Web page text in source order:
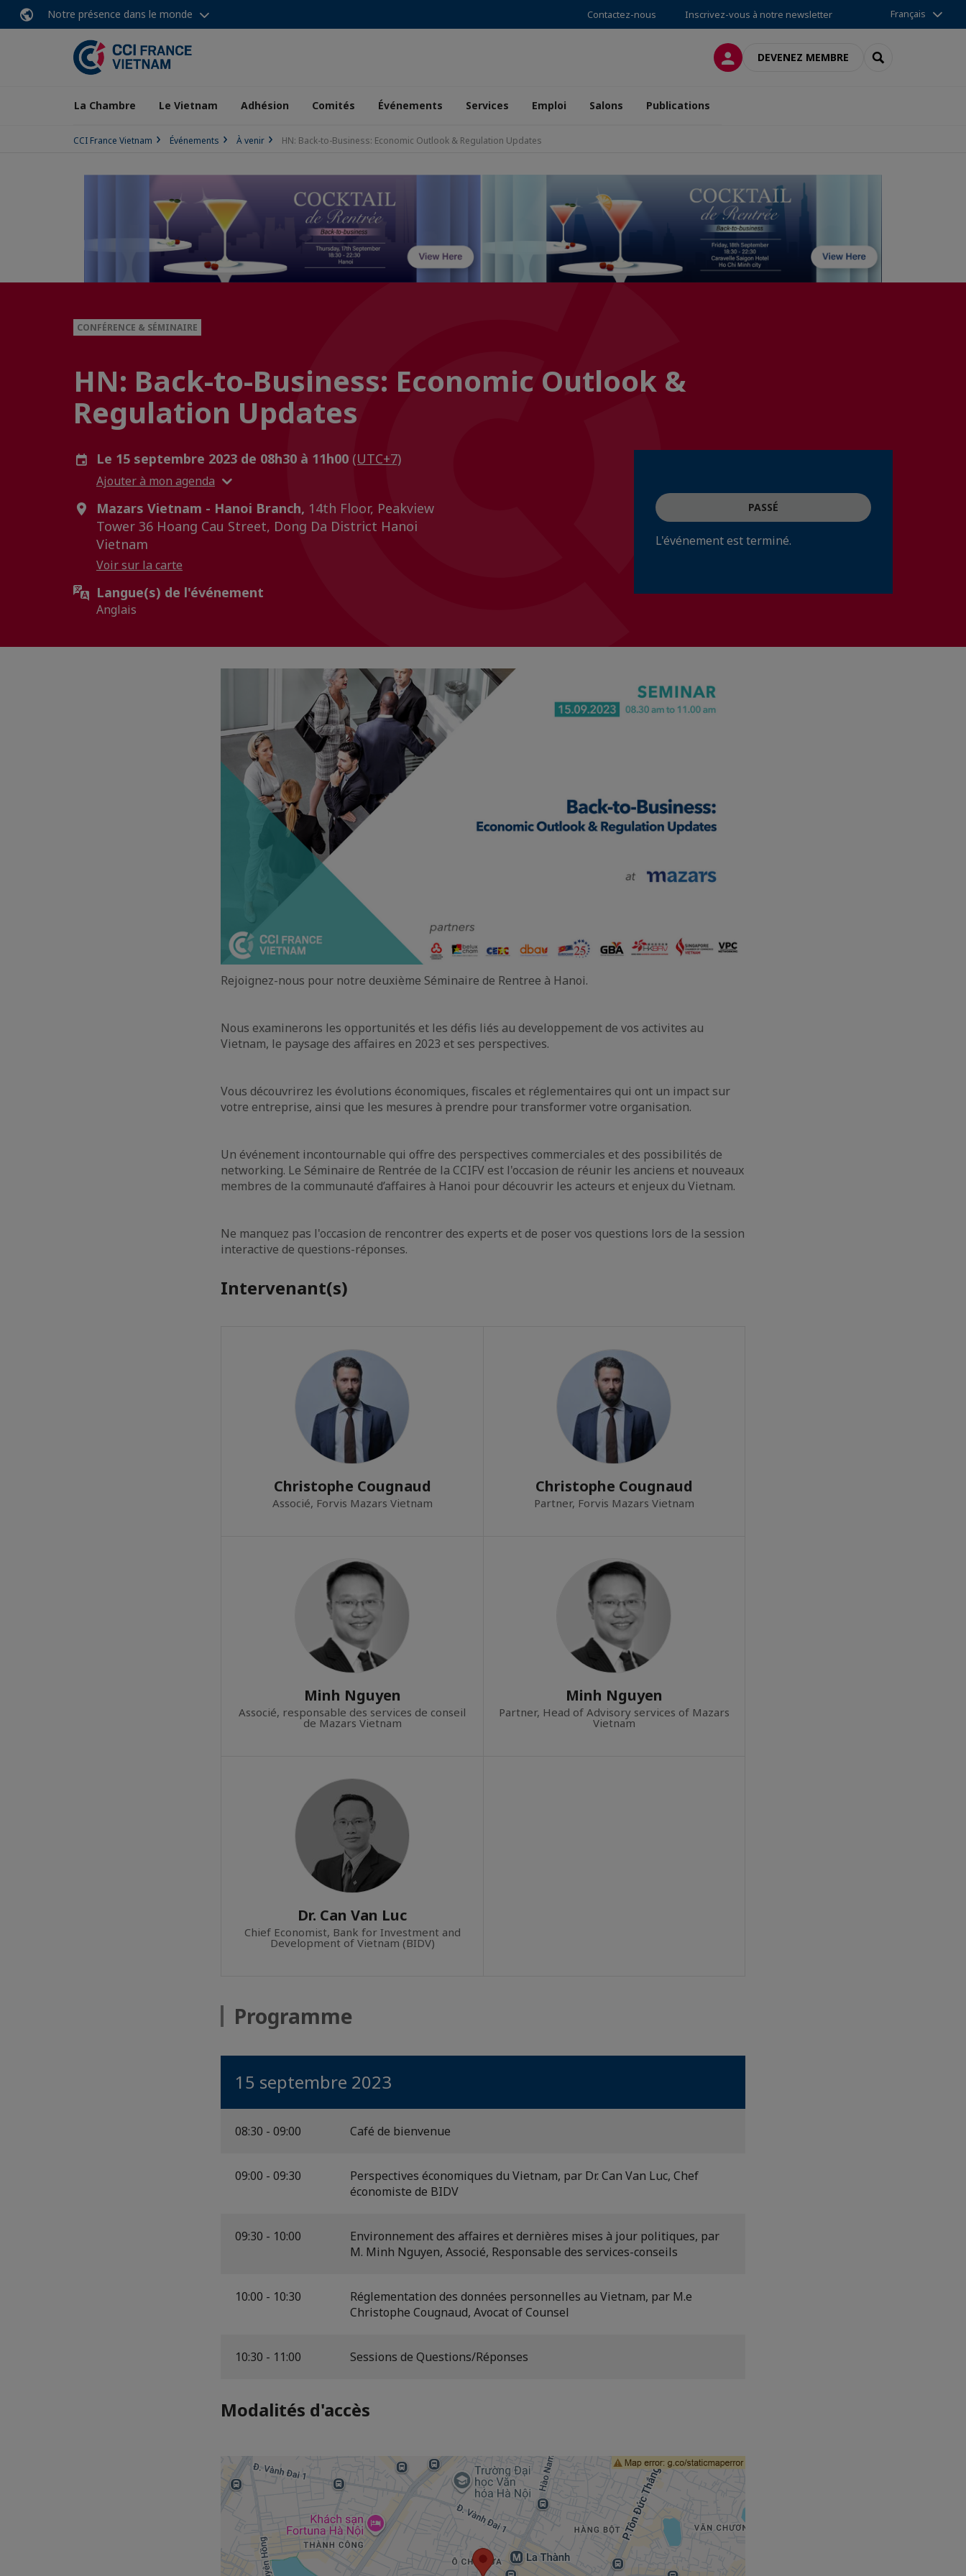
Notre présence dans le monde Contactez-nous Inscrivez-vous à notre newsletter Français
CONNEXIONDEVENEZ MEMBRE RECHERCHER
La Chambre Le Vietnam Adhésion Comités Événements Services Emploi Salons Publications
CCI France Vietnam Événements À venir HN: Back-to-Business: Economic Outlook & Regulation Updates
CONFÉRENCE & SÉMINAIRE
HN: Back-to-Business: Economic Outlook &
Regulation Updates
Le 15 septembre 2023 de 08h30 à 11h00 (UTC+7)
Ajouter à mon agenda
Mazars Vietnam - Hanoi Branch, 14th Floor, Peakview
Tower 36 Hoang Cau Street, Dong Da District Hanoi
Vietnam
Voir sur la carte
Langue(s) de l'événement
Anglais
PASSÉ
L'événement est terminé.
Rejoignez-nous pour notre deuxième Séminaire de Rentree à Hanoi.
Nous examinerons les opportunités et les défis liés au developpement de vos activites au
Vietnam, le paysage des affaires en 2023 et ses perspectives.
Vous découvrirez les évolutions économiques, fiscales et réglementaires qui ont un impact sur
votre entreprise, ainsi que les mesures à prendre pour transformer votre organisation.
Un événement incontournable qui offre des perspectives commerciales et des possibilités de
networking. Le Séminaire de Rentrée de la CCIFV est l'occasion de réunir les anciens et nouveaux
membres de la communauté d’affaires à Hanoi pour découvrir les acteurs et enjeux du Vietnam.
Ne manquez pas l'occasion de rencontrer des experts et de poser vos questions lors de la session
interactive de questions-réponses.
Intervenant(s)
Christophe Cougnaud
Associé, Forvis Mazars Vietnam
Christophe Cougnaud
Partner, Forvis Mazars Vietnam
Minh Nguyen
Associé, responsable des services de conseil
de Mazars Vietnam
Minh Nguyen
Partner, Head of Advisory services of Mazars
Vietnam
Dr. Can Van Luc
Chief Economist, Bank for Investment and
Development of Vietnam (BIDV)
Programme
15 septembre 2023
08:30 - 09:00 Café de bienvenue
09:00 - 09:30
Perspectives économiques du Vietnam, par Dr. Can Van Luc, Chef
économiste de BIDV
09:30 - 10:00
Environnement des affaires et dernières mises à jour politiques, par
M. Minh Nguyen, Associé, Responsable des services-conseils
10:00 - 10:30
Réglementation des données personnelles au Vietnam, par M.e
Christophe Cougnaud, Avocat of Counsel
10:30 - 11:00 Sessions de Questions/Réponses
Modalités d'accès